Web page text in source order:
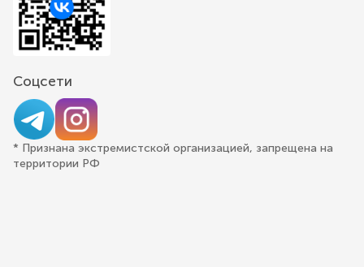
Соцсети
* Признана экстремистской организацией, запрещена на
территории РФ